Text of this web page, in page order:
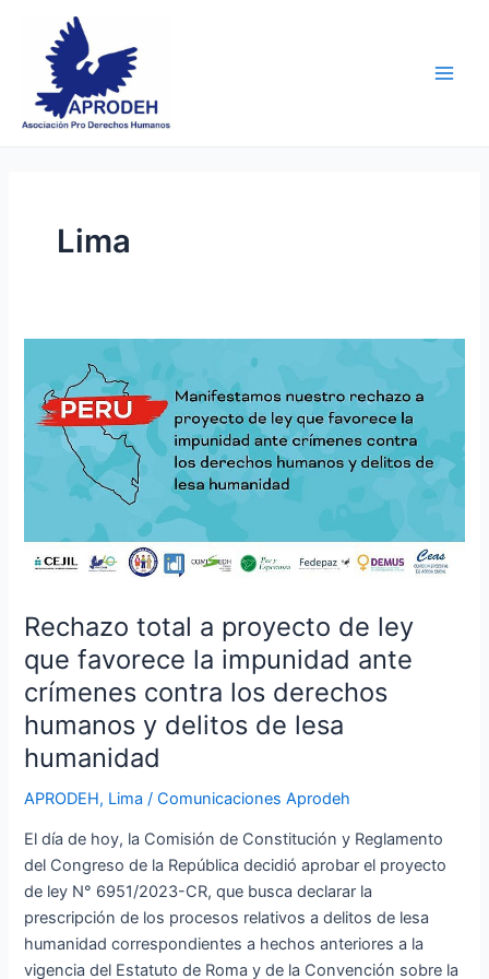
content
Lima
Rechazo total a proyecto de ley
que favorece la impunidad ante
crímenes contra los derechos
humanos y delitos de lesa
humanidad
APRODEH, Lima /Comunicaciones Aprodeh
El día de hoy, la Comisión de Constitución y Reglamento
del Congreso de la República decidió aprobar el proyecto
de ley N° 6951/2023-CR, que busca declarar la
prescripción de los procesos relativos a delitos de lesa
humanidad correspondientes a hechos anteriores a la
vigencia del Estatuto de Roma y de la Convención sobre la
proyecto
de
favorece
la
ante
crímenes
contra
los
derechos
humanos
y
delitos
lesa
humanidad
pagination